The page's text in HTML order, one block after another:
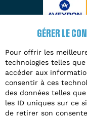
GÉRER LE
Pour offrir les
technologies telles
accéder aux
consentir à ces
des données telles
les ID uniques sur ce
de retirer son
2026 - Tous